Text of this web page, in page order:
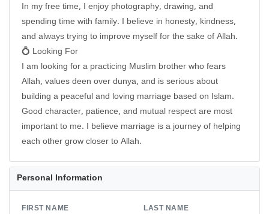
In my free time, I enjoy photography, drawing, and
spending time with family. I believe in honesty, kindness,
and always trying to improve myself for the sake of Allah.
💍 Looking For
I am looking for a practicing Muslim brother who fears
Allah, values deen over dunya, and is serious about
building a peaceful and loving marriage based on Islam.
Good character, patience, and mutual respect are most
important to me. I believe marriage is a journey of helping
each other grow closer to Allah.
Personal Information
FIRST NAME
LAST NAME